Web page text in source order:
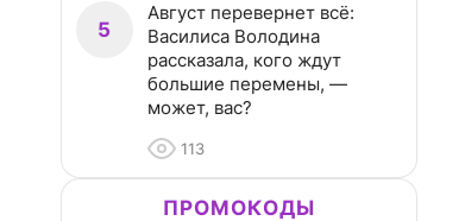
5
Август перевернет всё:
Василиса Володина
рассказала, кого ждут
большие перемены, —
может, вас?
113
ПРОМОКОДЫ